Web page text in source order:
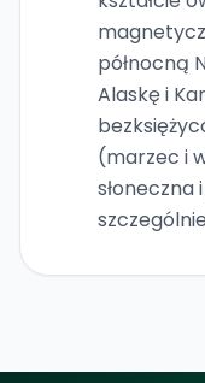
północną
Alaskę i
(marzec i
słoneczna